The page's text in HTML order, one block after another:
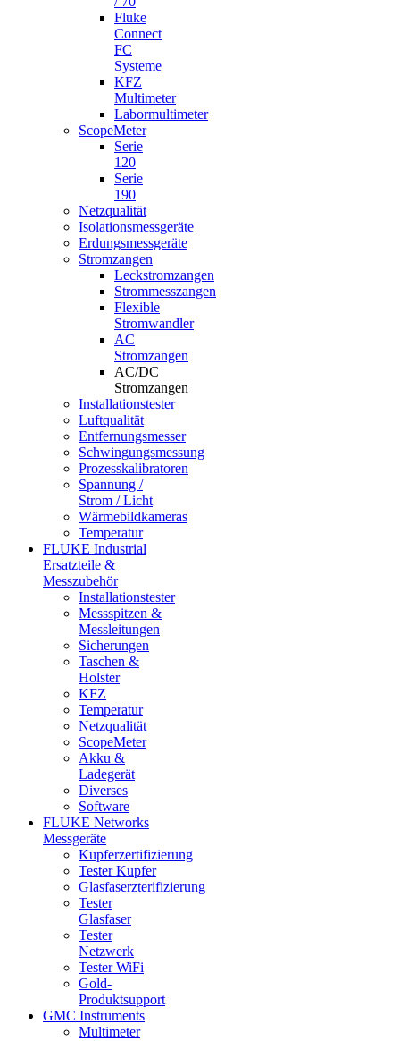
Fluke
Connect
FC
Systeme
KFZ
Multimeter
Labormultimeter
ScopeMeter
Serie
120
Serie
190
Netzqualität
Isolationsmessgeräte
Erdungsmessgeräte
Stromzangen
Leckstromzangen
Strommesszangen
Flexible
Stromwandler
AC
Stromzangen
AC/DC
Stromzangen
Installationstester
Luftqualität
Entfernungsmesser
Schwingungsmessung
Prozesskalibratoren
Spannung /
Strom / Licht
Wärmebildkameras
Temperatur
FLUKE Industrial
Ersatzteile &
Messzubehör
Installationstester
Messspitzen &
Messleitungen
Sicherungen
Taschen &
Holster
KFZ
Temperatur
Netzqualität
ScopeMeter
Akku &
Ladegerät
Diverses
Software
FLUKE Networks
Messgeräte
Kupferzertifizierung
Tester Kupfer
Glasfaserzterifizierung
Tester
Glasfaser
Tester
Netzwerk
Tester WiFi
Gold-
Produktsupport
GMC Instruments
Multimeter